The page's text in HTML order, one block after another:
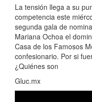
La tensión llega a su
competencia este
segunda gala de
Mariana Ochoa el
Casa de los Famosos
confesionario. Por si
¿Quiénes son
Gluc.mx